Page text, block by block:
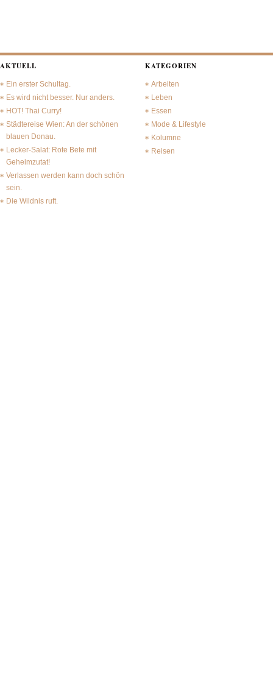
AKTUELL
Ein erster Schultag.
Es wird nicht besser. Nur anders.
HOT! Thai Curry!
Städtereise Wien: An der schönen
blauen Donau.
Lecker-Salat: Rote Bete mit
Geheimzutat!
Verlassen werden kann doch schön
sein.
Die Wildnis ruft.
KATEGORIEN
Arbeiten
Leben
Essen
Mode & Lifestyle
Kolumne
Reisen